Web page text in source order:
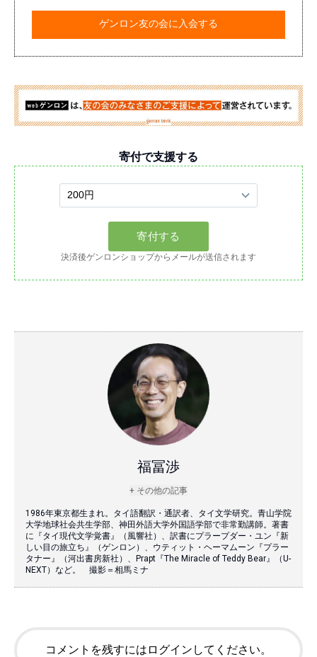
ゲンロン友の会に入会する
寄付で支援する
決済後ゲンロンショップからメールが送信されます
福冨渉
+ その他の記事
1986年東京都生まれ。タイ語翻訳・通訳者、タイ文学研究。青山学院
大学地球社会共生学部、神田外語大学外国語学部で非常勤講師。著書
に『タイ現代文学覚書』（風響社）、訳書にプラープダー・ユン『新
しい目の旅立ち』（ゲンロン）、ウティット・ヘーマムーン『プラー
タナー』（河出書房新社）、Prapt『The Miracle of Teddy Bear』（U-
NEXT）など。 撮影＝相馬ミナ
コメントを残すにはログインしてください。